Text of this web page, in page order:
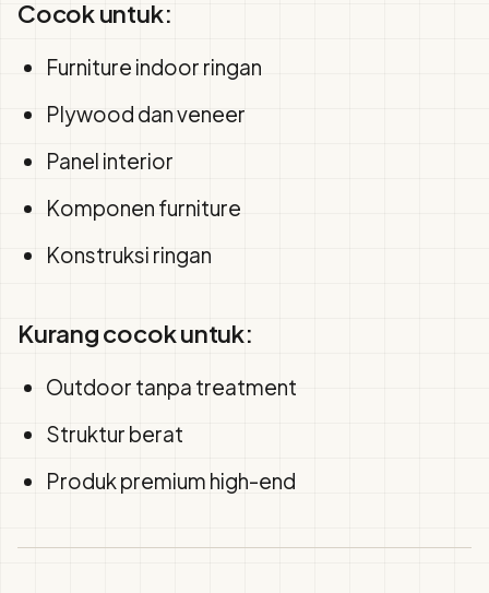
Cocok untuk:
Furniture indoor ringan
Plywood dan veneer
Panel interior
Komponen furniture
Konstruksi ringan
Kurang cocok untuk:
Outdoor tanpa treatment
Struktur berat
Produk premium high-end